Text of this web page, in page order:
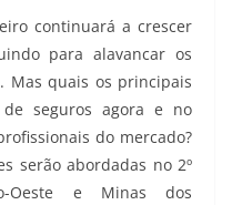
continuará a crescer
para alavancar os
Mas quais os principais
seguros agora e no
do mercado?
serão abordadas no 2º
Oeste e Minas dos